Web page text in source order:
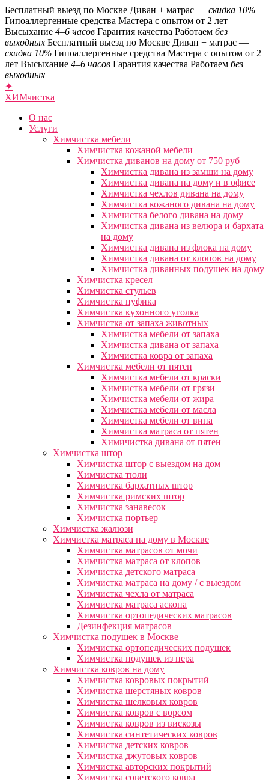
Бесплатный выезд по Москве Диван + матрас — скидка 10%
Гипоаллергенные средства Мастера с опытом от 2 лет
Высыхание 4–6 часов Гарантия качества Работаем без
выходных Бесплатный выезд по Москве Диван + матрас —
скидка 10% Гипоаллергенные средства Мастера с опытом от 2
лет Высыхание 4–6 часов Гарантия качества Работаем без
выходных
✦
ХИМчистка
О нас
Услуги
Химчистка мебели
Химчистка кожаной мебели
Химчистка диванов на дому от 750 руб
Химчистка дивана из замши на дому
Химчистка дивана на дому и в офисе
Химчистка чехлов дивана на дому
Химчистка кожаного дивана на дому
Химчистка белого дивана на дому
Химчистка дивана из велюра и бархата
на дому
Химчистка дивана из флока на дому
Химчистка дивана от клопов на дому
Химчистка диванных подушек на дому
Химчистка кресел
Химчистка стульев
Химчистка пуфика
Химчистка кухонного уголка
Химчистка от запаха животных
Химчистка мебели от запаха
Химчистка дивана от запаха
Химчистка ковра от запаха
Химчистка мебели от пятен
Химчистка мебели от краски
Химчистка мебели от грязи
Химчистка мебели от жира
Химчистка мебели от масла
Химчистка мебели от вина
Химчистка матраса от пятен
Химичистка дивана от пятен
Химчистка штор
Химчистка штор с выездом на дом
Химчистка тюли
Химчистка бархатных штор
Химчистка римских штор
Химчистка занавесок
Химчистка портьер
Химчистка жалюзи
Химчистка матраса на дому в Москве
Химчистка матрасов от мочи
Химчистка матраса от клопов
Химчистка детского матраса
Химчистка матраса на дому / с выездом
Химчистка чехла от матраса
Химчистка матраса аскона
Химчистка ортопедических матрасов
Дезинфекция матрасов
Химчистка подушек в Москве
Химчистка ортопедических подушек
Химчистка подушек из пера
Химчистка ковров на дому
Химчистка ковровых покрытий
Химчистка шерстяных ковров
Химчистка шелковых ковров
Химчистка ковров с ворсом
Химчистка ковров из вискозы
Химчистка синтетических ковров
Химчистка детских ковров
Химчистка джутовых ковров
Химчистка авторских покрытий
Химчистка советского ковра